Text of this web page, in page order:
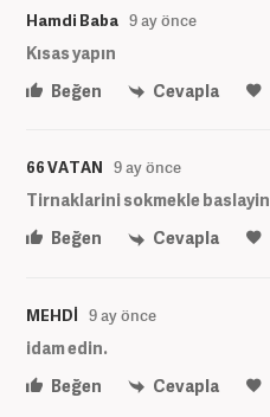
Hamdi Baba 9 ay önce
Kısas yapın
Beğen
Cevapla
66 VATAN 9 ay önce
Tirnaklarini sokmekle baslayin
Beğen
Cevapla
MEHDİ 9 ay önce
idam edin.
Beğen
Cevapla